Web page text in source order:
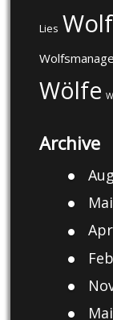
Lies Wolf
Wölfe
Archive